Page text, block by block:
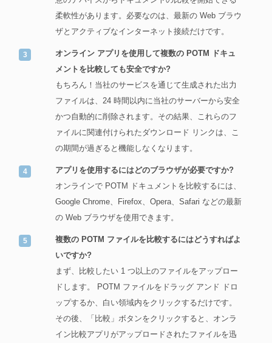
柔軟性があります。必要なのは、最新の Web ブラウ
ザとアクティブなインターネット接続だけです。
オンライン アプリを使用して複数の POTM ドキュ
メントを比較しても安全ですか?
もちろん！当社のサービスを通じて生成された出力
ファイルは、24 時間以内に当社のサーバーから安全
かつ自動的に削除されます。その結果、これらのフ
ァイルに関連付けられたダウンロード リンクは、こ
の期間が過ぎると機能しなくなります。
アプリを使用するにはどのブラウザが必要ですか?
オンラインで POTM ドキュメントを比較するには、
Google Chrome、Firefox、Opera、Safari などの最新
の Web ブラウザを使用できます。
複数の POTM ファイルを比較するにはどうすればよ
いですか?
まず、比較したい 1 つ以上のファイルをアップロー
ドします。 POTM ファイルをドラッグ アンド ドロ
ップするか、白い領域内をクリックするだけです。
その後、「比較」ボタンをクリックすると、オンラ
イン比較アプリがアップロードされたファイルを迅